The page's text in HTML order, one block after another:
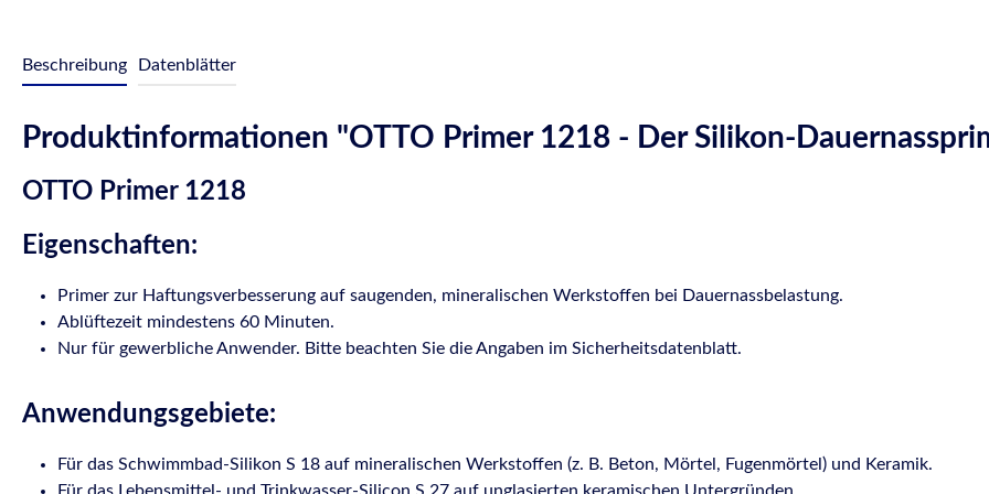
Beschreibung Datenblätter
Produktinformationen "OTTO Primer 1218 - Der Silikon-
OTTO Primer 1218
Eigenschaften:
Primer zur Haftungsverbesserung auf saugenden, mineralischen Werkstoffen bei Dauernassbelastung.
Ablüftezeit mindestens 60 Minuten.
Nur für gewerbliche Anwender. Bitte beachten Sie die Angaben im Sicherheitsdatenblatt.
Anwendungsgebiete:
Für das Schwimmbad-Silikon S 18 auf mineralischen Werkstoffen (z. B. Beton, Mörtel, Fugenmörtel) und Keramik.
Für das Lebensmittel- und Trinkwasser-Silicon S 27 auf unglasierten keramischen Untergründen.